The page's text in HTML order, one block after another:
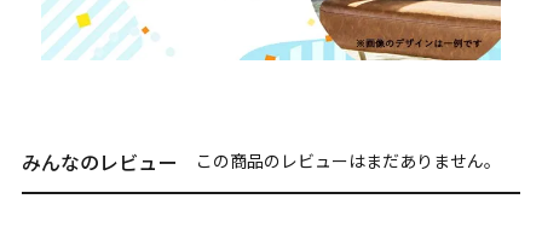
みんなのレビュー この商品のレビューはまだありません。